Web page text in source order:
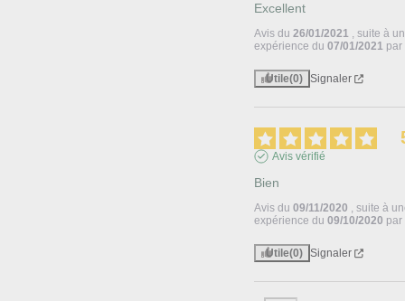
Excellent
Avis du26/01/2021 , suite à
expérience du07/01/2021 par
Utile(0) Signaler
Avis vérifié
Bien
Avis du09/11/2020 , suite à
expérience du09/10/2020 par
Utile(0) Signaler